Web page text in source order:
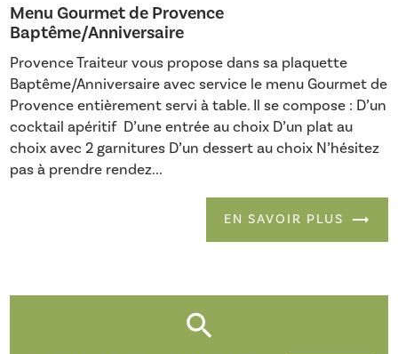
Menu Gourmet de Provence
Baptême/Anniversaire
Provence Traiteur vous propose dans sa plaquette
Baptême/Anniversaire avec service le menu Gourmet de
Provence entièrement servi à table. Il se compose : D’un
cocktail apéritif D’une entrée au choix D’un plat au
choix avec 2 garnitures D’un dessert au choix N’hésitez
pas à prendre rendez...
EN SAVOIR PLUS